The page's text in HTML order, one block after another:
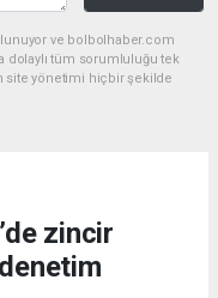
ve bolbolhaber.com
dolaylı tüm sorumluluğu tek
site yönetimi hiçbir şekilde
zincir